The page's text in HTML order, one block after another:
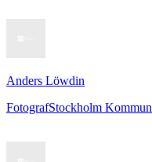
Anders Löwdin
FotografStockholm Kommun